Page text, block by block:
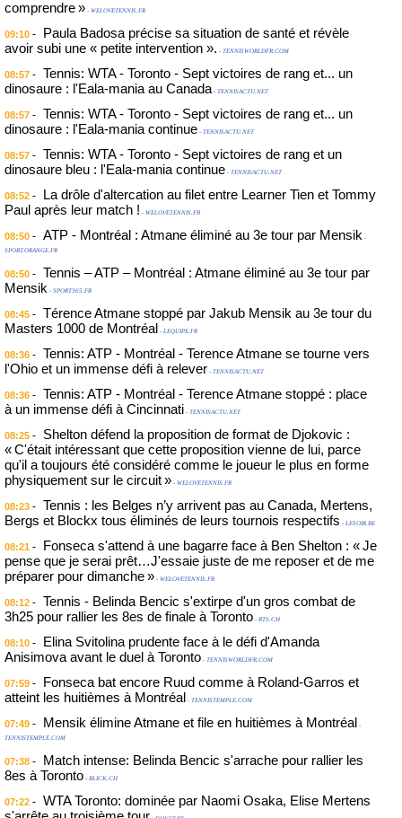
comprendre » - WELOVETENNIS.FR
09:10 -
Paula Badosa précise sa situation de santé et révèle
avoir subi une « petite intervention ». - TENNISWORLDFR.COM
08:57 - Tennis: WTA - Toronto - Sept victoires de rang et... un
dinosaure : l'Eala-mania au Canada- TENNISACTU.NET
08:57 - Tennis: WTA - Toronto - Sept victoires de rang et... un
dinosaure : l'Eala-mania continue - TENNISACTU.NET
08:57 - Tennis: WTA - Toronto - Sept victoires de rang et un
dinosaure bleu : l'Eala-mania continue - TENNISACTU.NET
08:52 -
La drôle d'altercation au filet entre Learner Tien et Tommy
Paul après leur match ! - WELOVETENNIS.FR
08:50 - ATP - Montréal : Atmane éliminé au 3e tour par Mensik -
SPORT.ORANGE.FR
08:50 - Tennis – ATP – Montréal : Atmane éliminé au 3e tour par
Mensik - SPORT365.FR
08:45 - Térence Atmane stoppé par Jakub Mensik au 3e tour du
Masters 1000 de Montréal - LEQUIPE.FR
08:36 - Tennis: ATP - Montréal - Terence Atmane se tourne vers
l'Ohio et un immense défi à relever - TENNISACTU.NET
08:36 - Tennis: ATP - Montréal - Terence Atmane stoppé : place
à un immense défi à Cincinnati - TENNISACTU.NET
08:25 -
Shelton défend la proposition de format de Djokovic :
« C'était intéressant que cette proposition vienne de lui, parce
qu'il a toujours été considéré comme le joueur le plus en forme
physiquement sur le circuit » - WELOVETENNIS.FR
08:23 - Tennis : les Belges n’y arrivent pas au Canada, Mertens,
Bergs et Blockx tous éliminés de leurs tournois respectifs - LESOIR.BE
08:21 -
Fonseca s'attend à une bagarre face à Ben Shelton : « Je
pense que je serai prêt…J'essaie juste de me reposer et de me
préparer pour dimanche » - WELOVETENNIS.FR
08:12 - Tennis - Belinda Bencic s'extirpe d'un gros combat de
3h25 pour rallier les 8es de finale à Toronto - RTS.CH
08:10 -
Elina Svitolina prudente face à le défi d'Amanda
Anisimova avant le duel à Toronto - TENNISWORLDFR.COM
07:59 -
Fonseca bat encore Ruud comme à Roland-Garros et
atteint les huitièmes à Montréal - TENNISTEMPLE.COM
07:49 - Mensik élimine Atmane et file en huitièmes à Montréal -
TENNISTEMPLE.COM
07:38 -
Match intense: Belinda Bencic s'arrache pour rallier les
8es à Toronto - BLICK.CH
07:22 - WTA Toronto: dominée par Naomi Osaka, Elise Mertens